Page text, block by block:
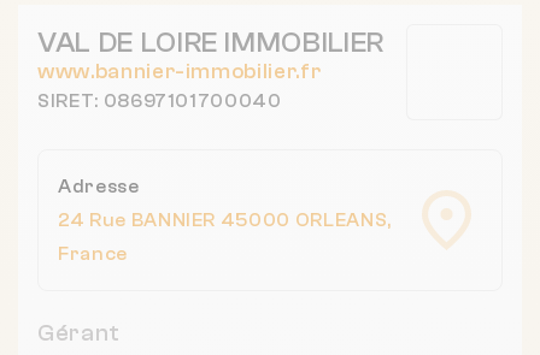
VAL DE LOIRE IMMOBILIER
www.bannier-immobilier.fr
SIRET: 08697101700040
Adresse
24 Rue BANNIER 45000 ORLEANS,
France
Gérant